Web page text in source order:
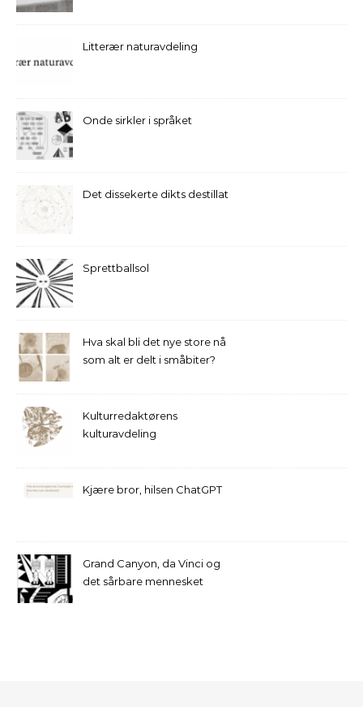
Litterær naturavdeling
Onde sirkler i språket
Det dissekerte dikts destillat
Sprettballsol
Hva skal bli det nye store nå
som alt er delt i småbiter?
Kulturredaktørens
kulturavdeling
Kjære bror, hilsen ChatGPT
Grand Canyon, da Vinci og
det sårbare mennesket